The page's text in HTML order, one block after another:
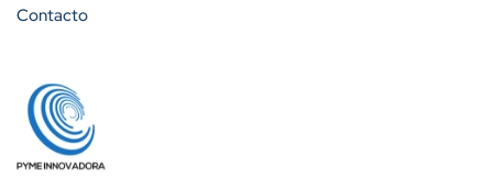
Contacto